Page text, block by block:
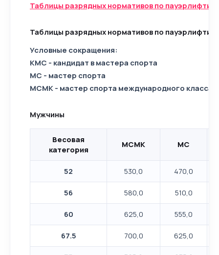
Таблицы разрядных нормативов по
Таблицы разрядных нормативов по
Условные сокращения:
КМС - кандидат в мастера спорта
МС - мастер спорта
МСМК - мастер спорта международного класса
Мужчины
Весовая
категория
МСМК МС
52 530,0 470,0
56 580,0 510,0
60 625,0 555,0
67.5 700,0 625,0